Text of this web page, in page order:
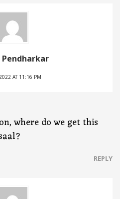
AT 11:16 PM
where do we get this
REPLY